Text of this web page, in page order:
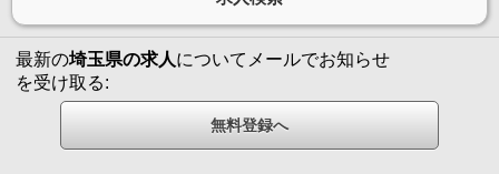
最新の埼玉県の求人についてメールでお知らせ
を受け取る: